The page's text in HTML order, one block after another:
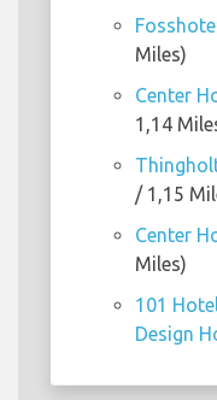
Miles)
Center
1,14
/ 1,15
Center
Miles)
101
Design